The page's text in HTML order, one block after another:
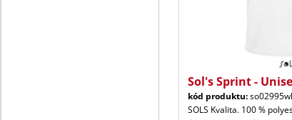
Sol's Sprint -
kód produktu:
SOLS Kvalita. 100 %